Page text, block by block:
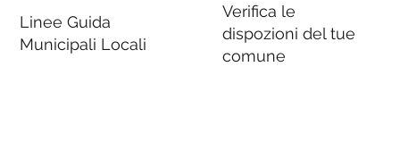
Linee Guida
Municipali Locali
Verifica le
dispozioni del tue
comune